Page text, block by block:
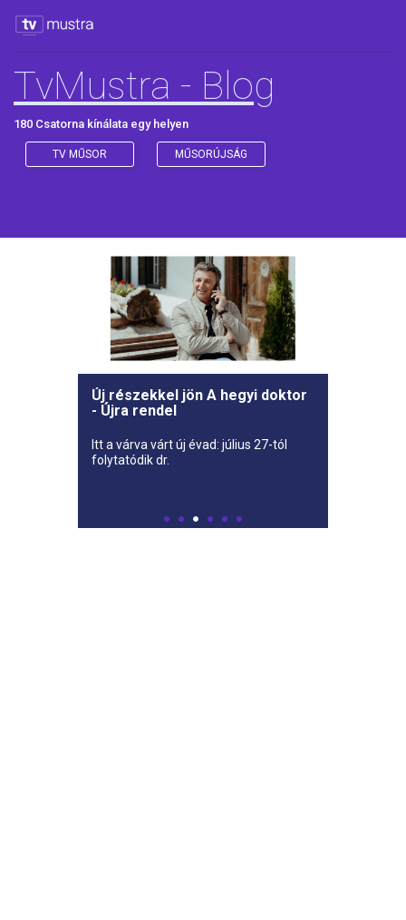
TvMustra - Blog
180 Csatorna kínálata egy helyen
TV MŰSOR MŰSORÚJSÁG
Új részekkel jön A hegyi doktor
- Újra rendel
Itt a várva várt új évad: július 27-tól
folytatódik dr.